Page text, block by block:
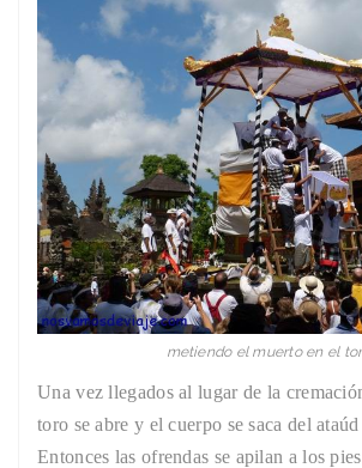
metiendo el muerto en el
Una vez llegados al lugar de la
toro se abre y el cuerpo se saca del
Entonces las ofrendas se apilan a los